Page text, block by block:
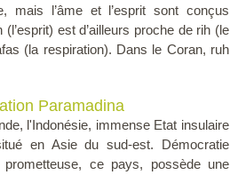
mais l’âme et l’esprit sont conçus
est d’ailleurs proche de rih (le
(la respiration). Dans le Coran, ruh
Paramadina
l'Indonésie, immense Etat insulaire
en Asie du sud-est. Démocratie
prometteuse, ce pays, possède une